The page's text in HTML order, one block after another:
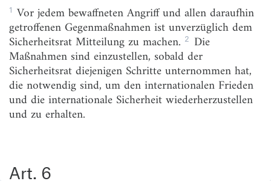
Art. 10
[Beitritt weiterer Staaten]
Art. 11
[Ratifikation]
Art. 12 [Überprüfung des Vertrags]
Art. 13 [Kündigung des Vertrags]
Art. 14 [Maßgeblicher Wortlaut. Hinterlegung]
1 Vor jedem bewaffneten Angriff und allen daraufhin
getroffenen Gegenmaßnahmen ist unverzüglich dem
Sicherheitsrat Mitteilung zu machen. 2 Die
Maßnahmen sind einzustellen, sobald der
Sicherheitsrat diejenigen Schritte unternommen hat,
die notwendig sind, um den internationalen Frieden
und die internationale Sicherheit wiederherzustellen
und zu erhalten.
Art. 6